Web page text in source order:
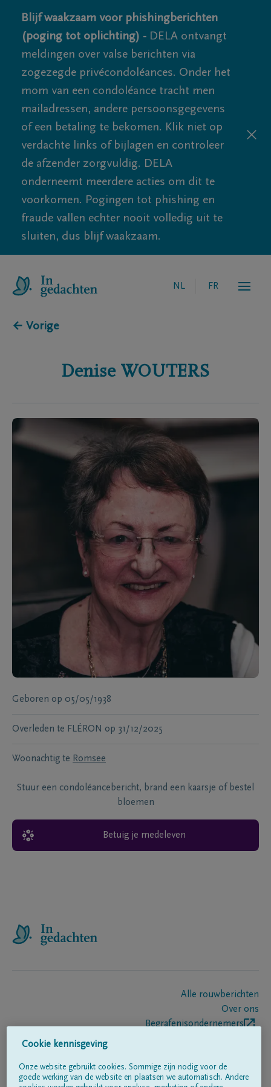
Blijf waakzaam voor phishingberichten
(poging tot oplichting) - DELA ontvangt
meldingen over valse berichten via
zogezegde privécondoléances. Onder het
mom van een condoléance tracht men
mailadressen, andere persoonsgegevens
of een betaling te bekomen. Klik niet op
verdachte links of bijlagen en controleer
de afzender zorgvuldig. DELA
onderneemt meerdere acties om dit te
voorkomen. Pogingen tot phishing en
fraude vallen echter nooit volledig uit te
sluiten, dus blijf waakzaam.
NL FR
← Vorige
Denise WOUTERS
Geboren op 05/05/1938
Overleden te FLÉRON op 31/12/2025
Woonachtig te Romsee
Stuur een condoléancebericht, brand een kaarsje of bestel
bloemen
Betuig je medeleven
Alle rouwberichten
Over ons
Begrafenisondernemers
Volg ons op
Cookie kennisgeving
Onze website gebruikt cookies. Sommige zijn nodig voor de
goede werking van de website en plaatsen we automatisch. Andere